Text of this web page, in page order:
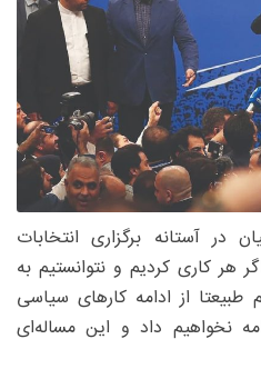
در آستانه برگزاری انتخابات
هر کاری کردیم و نتوانستیم به
از ادامه کارهای سیاسی
نخواهیم داد و این مساله‌ای